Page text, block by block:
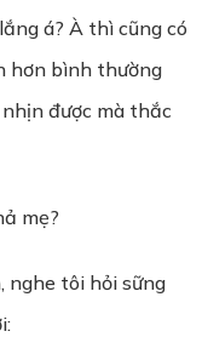
á? À thì cũng có
hơn bình thường
được mà thắc
mẹ?
nghe tôi hỏi sững